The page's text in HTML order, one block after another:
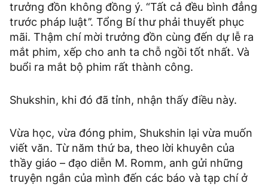
trưởng đồn không đồng ý. “Tất cả đều bình đẳng
trước pháp luật’’. Tổng Bí thư phải thuyết phục
mãi. Thậm chí mời trưởng đồn cùng đến dự lễ ra
mắt phim, xếp cho anh ta chỗ ngồi tốt nhất. Và
buổi ra mắt bộ phim rất thành công.
Shukshin, khi đó đã tỉnh, nhận thấy điều này.
Vừa học, vừa đóng phim, Shukshin lại vừa muốn
viết văn. Từ năm thứ ba, theo lời khuyên của
thầy giáo – đạo diễn M. Romm, anh gửi những
truyện ngắn của mình đến các báo và tạp chí ở